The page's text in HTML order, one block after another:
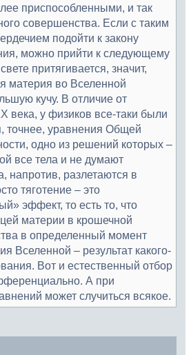
приспособленными, и так
совершенства. Если с таким
подойти к закону
можно прийти к следующему
притягивается, значит,
материя во Вселенной
кучу. В отличие от
века, у физиков все-таки были
точнее, уравнения Общей
одно из решений которых –
все тела и не думают
напротив, разлетаются в
тяготение – это
эффект, то есть то, что
материи в крошечной
в определенный момент
Вселенной – результат какого-
Вот и естественный отбор
А при
может случиться всякое.